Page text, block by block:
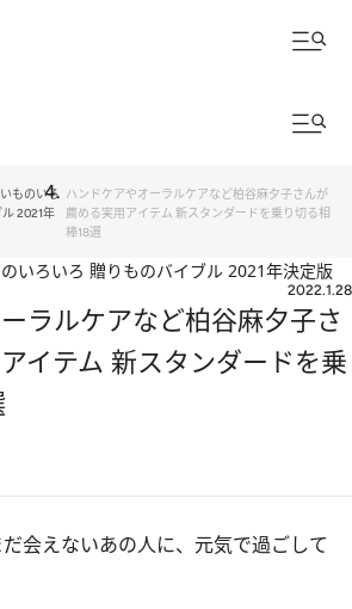
ものいろ
2021年
ハンドケアやオーラルケアなど柏谷麻夕子さんが
薦める実用アイテム 新スタンダードを乗り切る相
棒18選
いろいろ 贈りものバイブル 2021年決定版
2022.1.28
ラルケアなど柏谷麻夕子さ
イテム 新スタンダードを乗
会えないあの人に、元気で過ごして